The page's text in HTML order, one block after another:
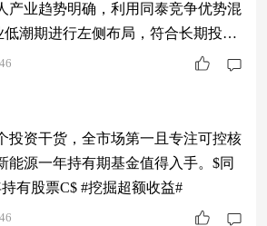
产业趋势明确，利用同泰竞争优势混
低潮期进行左侧布局，符合长期投资
争优势混合C$ #新年观察局：2026
投资干货，全市场第一且专注可控核
能源一年持有期基金值得入手。$同
有股票C$ #挖掘超额收益#